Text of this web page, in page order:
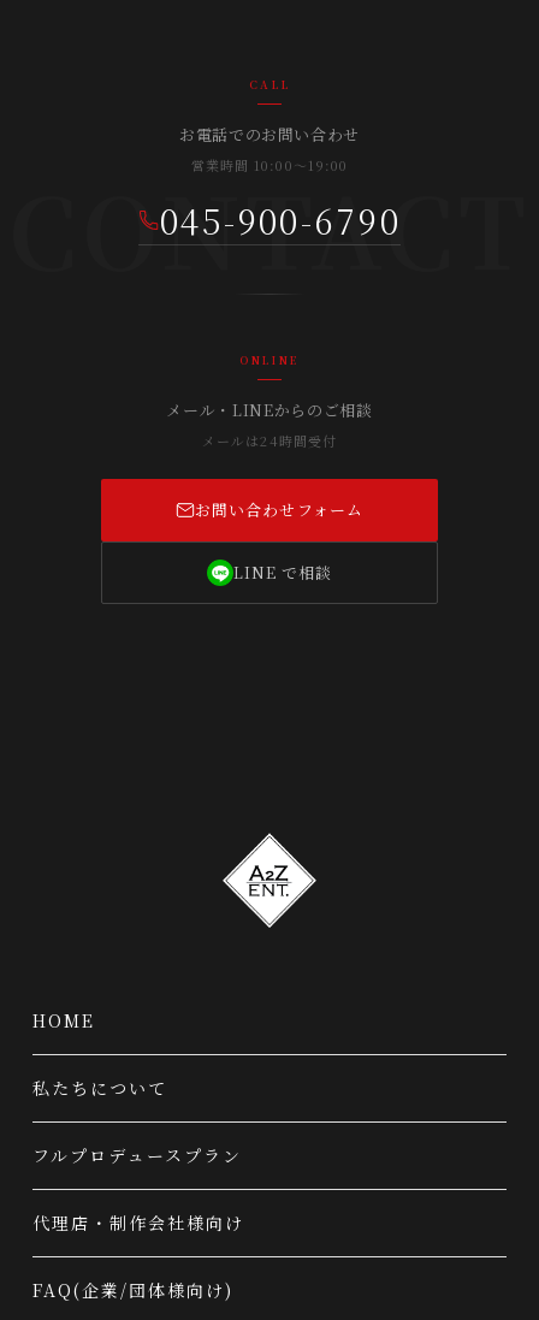
CONTACT
CALL
お電話でのお問い合わせ
営業時間 10:00〜19:00
045-900-6790
ONLINE
メール・LINEからのご相談
メールは24時間受付
お問い合わせフォーム
LINE で相談
HOME
私たちについて
フルプロデュースプラン
代理店・制作会社様向け
FAQ(企業/団体様向け)